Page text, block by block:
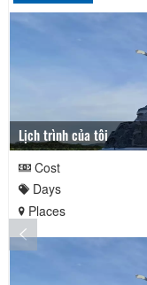
Lịch trình của tôi
Cost
Days
Places